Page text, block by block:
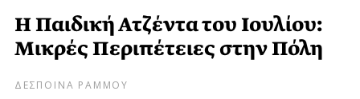
Η Παιδική Ατζέντα του Ιουλίου:
Μικρές Περιπέτειες στην Πόλη
ΔΕΣΠΟΙΝΑ ΡΑΜΜΟΥ